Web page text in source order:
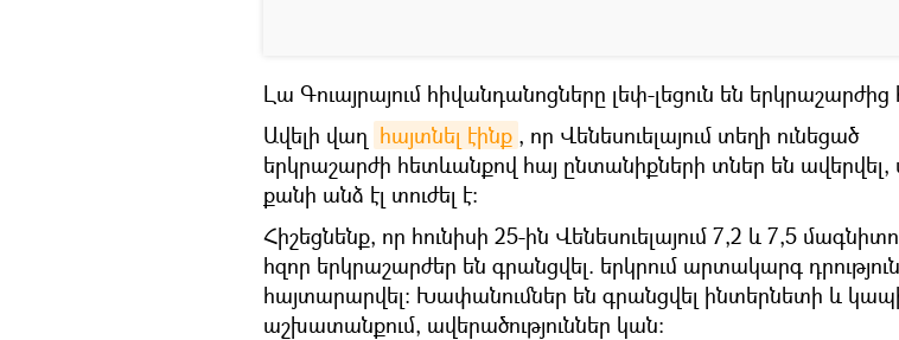
Լա Գուայրայում հիվանդանոցները լեփ-լեցուն են
Ավելի վաղ հայտնել էինք , որ Վենեսուելայում տեղի ունեցած
երկրաշարժի հետևանքով հայ ընտանիքների տներ են ավերվել,
քանի անձ էլ տուժել է։
Հիշեցնենք, որ հունիսի 25-ին Վենեսուելայում 7,2 և 7,5
հզոր երկրաշարժեր են գրանցվել. երկրում արտակարգ
հայտարարվել։ Խափանումներ են գրանցվել ինտերնետի և
աշխատանքում, ավերածություններ կան։